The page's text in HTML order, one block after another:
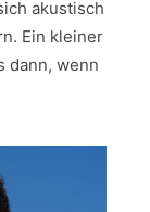
akustisch
Ein kleiner
dann, wenn